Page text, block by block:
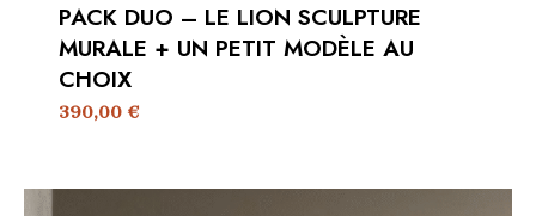
PACK DUO – LE LION SCULPTURE
MURALE + UN PETIT MODÈLE AU
CHOIX
390,00€